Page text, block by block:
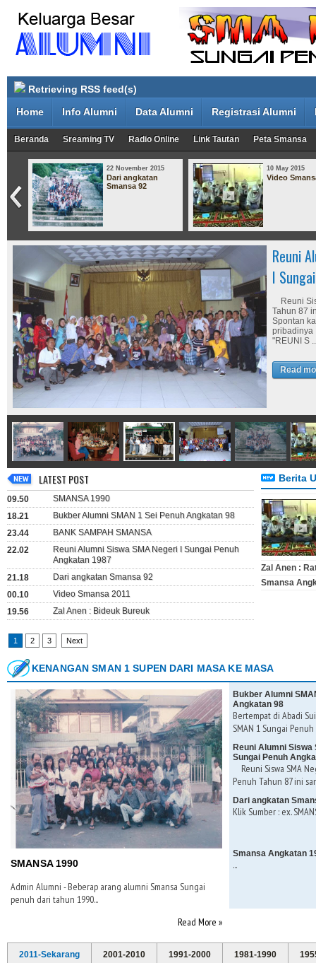
Retrieving RSS feed(s)
Home
Info Alumni Data Alumni Registrasi Alumni
Beranda Sreaming TV Radio Online Link Tautan Peta Smansa
I
22 November 2015
Dari angkatan
Smansa 92
10 May 2015
Video
Reuni
I
Reuni
Tahun 87
Spontan
pribadinya
"REUNI S
Read
Dari
Klik
Read
LATEST POST
09.50
SMANSA 1990
18.21
Bukber Alumni SMAN 1 Sei Penuh Angkatan 98
23.44
BANK SAMPAH SMANSA
22.02
Reuni Alumni Siswa SMA Negeri I Sungai Penuh
Angkatan 1987
21.18
Dari angkatan Smansa 92
00.10
Video Smansa 2011
19.56
Zal Anen : Bideuk Bureuk
1 2 3 Next
Berita
Zal Anen :
Smansa
KENANGAN SMAN 1 SUPEN DARI MASA KE MASA
SMANSA 1990
Admin Alumni - Beberap arang alumni Smansa Sungai
penuh dari tahun 1990...
Read More »
Bukber Alumni
Angkatan 98
Bertempat di Abadi
SMAN 1 Sungai
Reuni Alumni Siswa
Sungai Penuh
Reuni Siswa SMA
Penuh Tahun 87 ini
Dari angkatan
Klik Sumber : ex.
Smansa Angkatan
...
2011-Sekarang 2001-2010 1991-2000 1981-1990